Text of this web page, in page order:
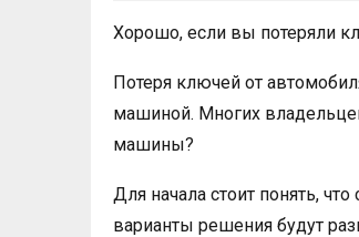
Хорошо, если вы потеряли
Потеря ключей от
машиной. Многих
машины?
Для начала стоит понять,
варианты решения будут